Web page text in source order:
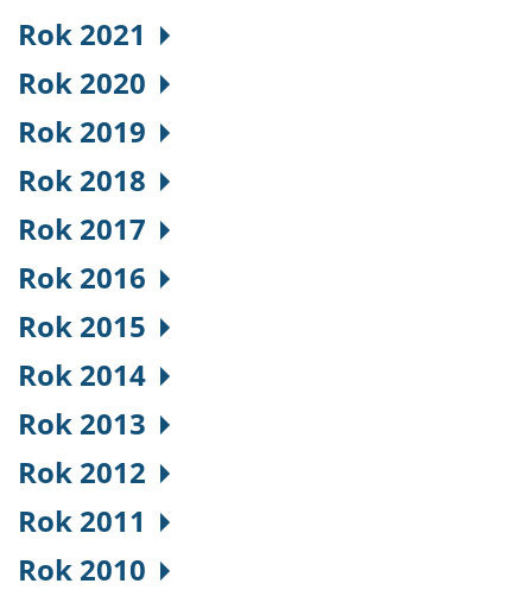
Rok 2021
Rok 2020
Rok 2019
Rok 2018
Rok 2017
Rok 2016
Rok 2015
Rok 2014
Rok 2013
Rok 2012
Rok 2011
Rok 2010